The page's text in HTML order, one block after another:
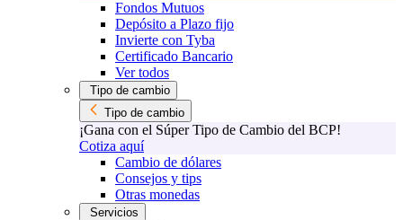
Fondos Mutuos
Depósito a Plazo fijo
Invierte con Tyba
Certificado Bancario
Ver todos
Tipo de cambio
Tipo de cambio
¡Gana con el Súper Tipo de Cambio del BCP!
Cotiza aquí
Cambio de dólares
Consejos y tips
Otras monedas
Servicios